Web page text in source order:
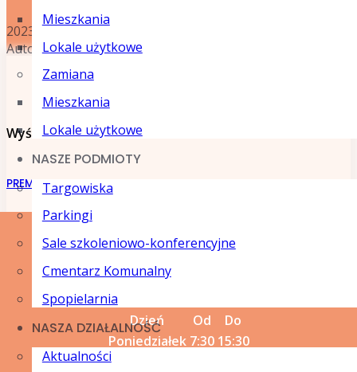
Mieszkania
Lokale użytkowe
Zamiana
Mieszkania
Lokale użytkowe
NASZE PODMIOTY
Targowiska
Parkingi
Sale szkoleniowo-konferencyjne
Cmentarz Komunalny
Spopielarnia
NASZA DZIAŁALNOŚĆ
Aktualności
2023-11-06
Autor Administrator
Wyświetlono:0
PREMIA MZG
GODZINY OTWARCIA SIEDZIBY
SPÓŁKI
Dzień Od
Do
Poniedziałek 7:30 15:30
Wtorek